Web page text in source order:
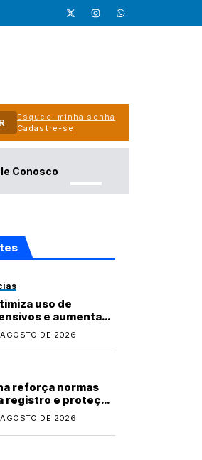
Esqueci minha senha
Cadastre-se
Conosco
uso de
e aumenta
noDE 2026
reforça normas
registro e proteção
de chips
DE 2026